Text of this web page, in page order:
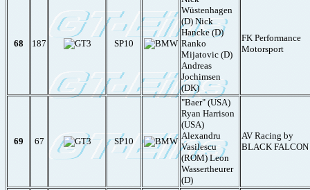
68 187 SP10
Wüstenhagen
(D) Nick
Hancke (D)
Ranko
Mijatovic (D)
Andreas
Jochimsen
(DK)
FK Performance
Motorsport
69 67 SP10
"Baer" (USA)
Ryan Harrison
(USA)
Alexandru
Vasilescu
(ROM) Leon
Wassertheurer
(D)
AV Racing by
BLACK FALCON